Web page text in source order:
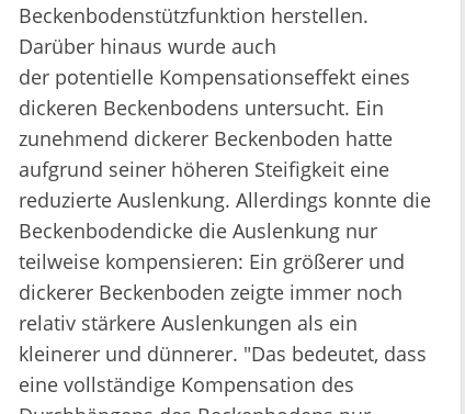
Beckenbodenstützfunktion herstellen.
Darüber hinaus wurde auch
der potentielle Kompensationseffekt eines
dickeren Beckenbodens untersucht. Ein
zunehmend dickerer Beckenboden hatte
aufgrund seiner höheren Steifigkeit eine
reduzierte Auslenkung. Allerdings konnte die
Beckenbodendicke die Auslenkung nur
teilweise kompensieren: Ein größerer und
dickerer Beckenboden zeigte immer noch
relativ stärkere Auslenkungen als ein
kleinerer und dünnerer. "Das bedeutet, dass
eine vollständige Kompensation des